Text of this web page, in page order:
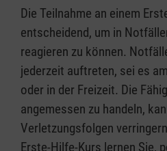
Die Teilnahme an einem
entscheidend, um in
reagieren zu können.
jederzeit auftreten, sei es
oder in der Freizeit. Die
angemessen zu handeln,
Verletzungsfolgen
Erste-Hilfe-Kurs lernen Sie,